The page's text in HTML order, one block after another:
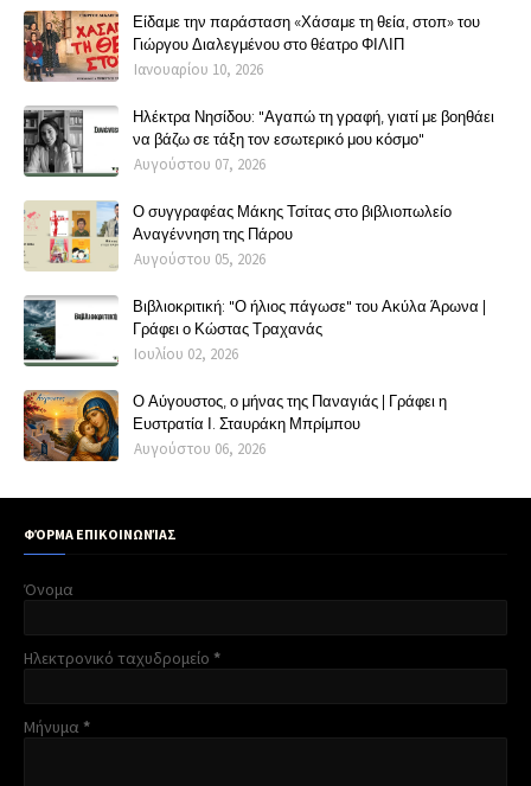
Είδαμε την παράσταση «Χάσαμε τη θεία, στοπ» του
Γιώργου Διαλεγμένου στο θέατρο ΦΙΛΙΠ
Ιανουαρίου 10, 2026
Ηλέκτρα Νησίδου: "Αγαπώ τη γραφή, γιατί με βοηθάει
να βάζω σε τάξη τον εσωτερικό μου κόσμο"
Αυγούστου 07, 2026
Ο συγγραφέας Μάκης Τσίτας στο βιβλιοπωλείο
Αναγέννηση της Πάρου
Αυγούστου 05, 2026
Βιβλιοκριτική: "Ο ήλιος πάγωσε" του Ακύλα Άρωνα |
Γράφει ο Κώστας Τραχανάς
Ιουλίου 02, 2026
Ο Αύγουστος, ο μήνας της Παναγιάς | Γράφει η
Ευστρατία Ι. Σταυράκη Μπρίμπου
Αυγούστου 06, 2026
ΦΌΡΜΑ ΕΠΙΚΟΙΝΩΝΊΑΣ
Όνομα
Ηλεκτρονικό ταχυδρομείο *
Μήνυμα *